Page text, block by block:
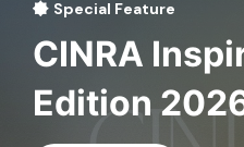
Special Feature
CINRA
Edition